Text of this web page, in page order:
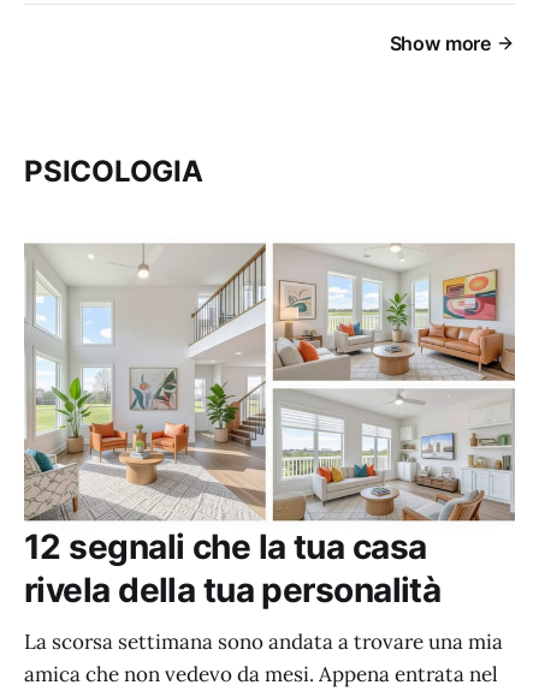
Show more
PSICOLOGIA
12 segnali che la tua casa
rivela della tua personalità
La scorsa settimana sono andata a trovare una mia
amica che non vedevo da mesi. Appena entrata nel